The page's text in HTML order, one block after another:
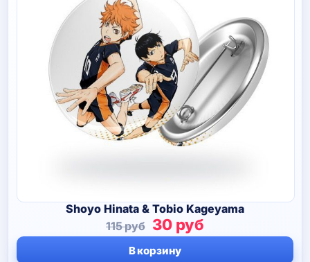
Shoyo Hinata & Tobio Kageyama
115руб Первоначальная
цена
30 рубТекущая
цена:
В корзину